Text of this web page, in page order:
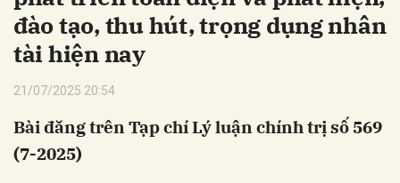
đào tạo, thu hút, trọng dụng nhân
tài hiện nay
21/07/2025 20:54
Bài đăng trên Tạp chí Lý luận chính trị số 569
(7-2025)